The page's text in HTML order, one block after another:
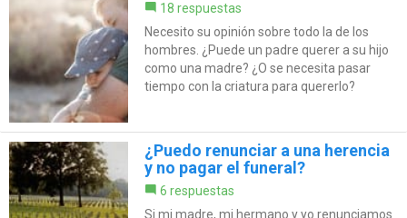
18 respuestas
Necesito su opinión sobre todo la de los
hombres. ¿Puede un padre querer a su hijo
como una madre? ¿O se necesita pasar
tiempo con la criatura para quererlo?
¿Puedo renunciar a una herencia
y no pagar el funeral?
6 respuestas
Si mi madre, mi hermano y yo renunciamos